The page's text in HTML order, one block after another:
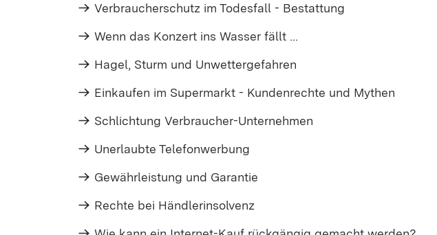
Verbraucherschutz im Todesfall - Bestattung
Wenn das Konzert ins Wasser fällt …
Hagel, Sturm und Unwettergefahren
Einkaufen im Supermarkt - Kundenrechte und Mythen
Schlichtung Verbraucher-Unternehmen
Unerlaubte Telefonwerbung
Gewährleistung und Garantie
Rechte bei Händlerinsolvenz